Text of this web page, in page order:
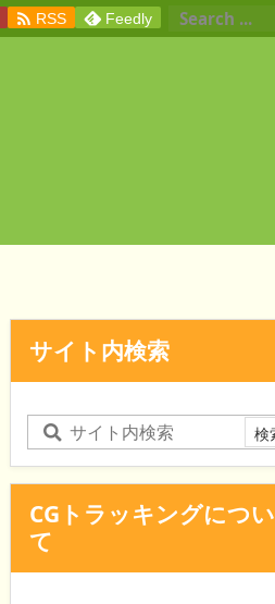
 RSS Feedly
サイト内検索
CGトラッキングについ
て